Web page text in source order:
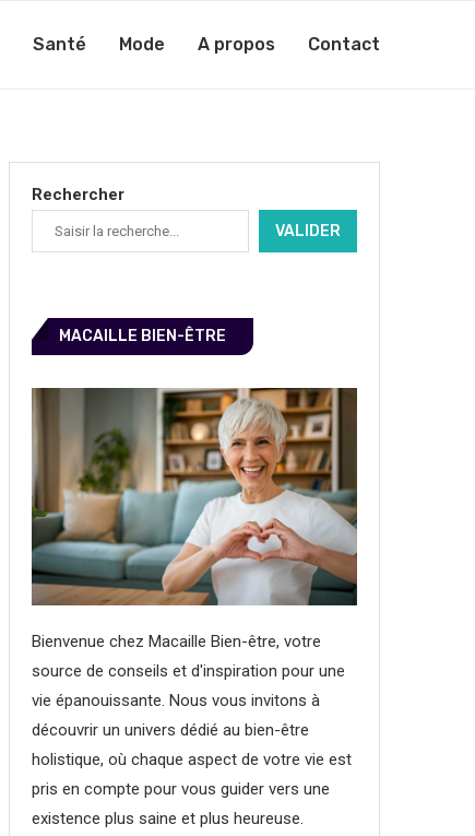
Santé Mode A propos Contact
Rechercher
VALIDER
MACAILLE BIEN-ÊTRE
Bienvenue chez Macaille Bien-être, votre
source de conseils et d'inspiration pour une
vie épanouissante. Nous vous invitons à
découvrir un univers dédié au bien-être
holistique, où chaque aspect de votre vie est
pris en compte pour vous guider vers une
existence plus saine et plus heureuse.